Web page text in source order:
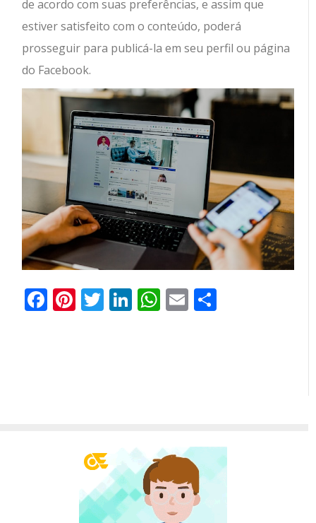
de acordo com suas preferências, e assim que
estiver satisfeito com o conteúdo, poderá
prosseguir para publicá-la em seu perfil ou página
do Facebook.
Facebook
Pinterest
Twitter
LinkedIn
WhatsApp
Email